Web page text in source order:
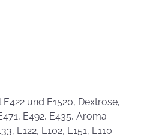
und E1520, Dextrose,
E492, E435, Aroma
E122, E102, E151, E110